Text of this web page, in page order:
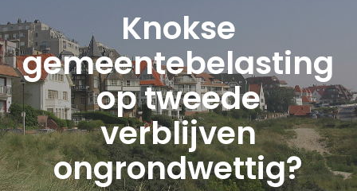
Knokse
gemeentebelasting
op tweede
verblijven
ongrondwettig?